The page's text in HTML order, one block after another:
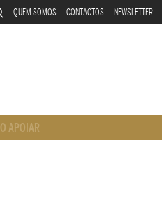
QUEM SOMOS CONTACTOS NEWSLETTER
APOIAR